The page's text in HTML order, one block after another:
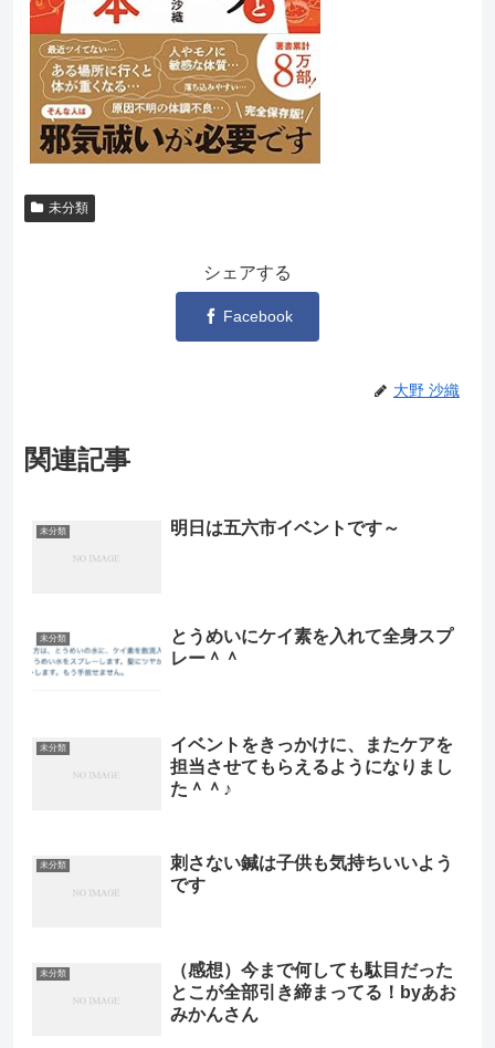
未分類
シェアする
Facebook
大野 沙織
関連記事
未分類 明日は五六市イベントです～
未分類
とうめいにケイ素を入れて全身スプ
レー＾＾
未分類
イベントをきっかけに、またケアを
担当させてもらえるようになりまし
た＾＾♪
未分類
刺さない鍼は子供も気持ちいいよう
です
未分類
（感想）今まで何しても駄目だった
とこが全部引き締まってる！byあお
みかんさん